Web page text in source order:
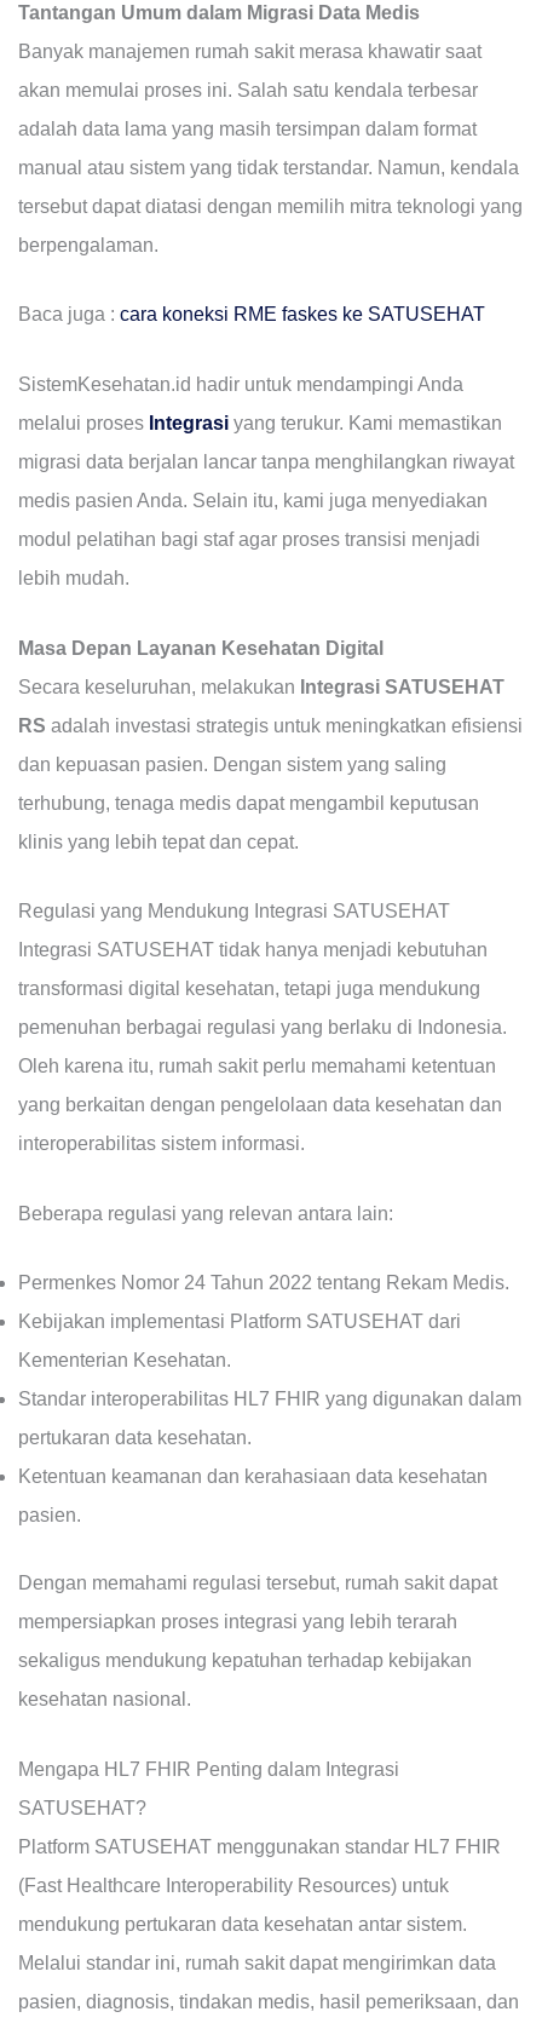
Tantangan Umum dalam Migrasi Data Medis
Banyak manajemen rumah sakit merasa khawatir saat
akan memulai proses ini. Salah satu kendala terbesar
adalah data lama yang masih tersimpan dalam format
manual atau sistem yang tidak terstandar. Namun, kendala
tersebut dapat diatasi dengan memilih mitra teknologi yang
berpengalaman.
Baca juga : cara koneksi RME faskes ke SATUSEHAT
SistemKesehatan.id hadir untuk mendampingi Anda
melalui proses Integrasi yang terukur. Kami memastikan
migrasi data berjalan lancar tanpa menghilangkan riwayat
medis pasien Anda. Selain itu, kami juga menyediakan
modul pelatihan bagi staf agar proses transisi menjadi
lebih mudah.
Masa Depan Layanan Kesehatan Digital
Secara keseluruhan, melakukan Integrasi SATUSEHAT
RS adalah investasi strategis untuk meningkatkan efisiensi
dan kepuasan pasien. Dengan sistem yang saling
terhubung, tenaga medis dapat mengambil keputusan
klinis yang lebih tepat dan cepat.
Regulasi yang Mendukung Integrasi SATUSEHAT
Integrasi SATUSEHAT tidak hanya menjadi kebutuhan
transformasi digital kesehatan, tetapi juga mendukung
pemenuhan berbagai regulasi yang berlaku di Indonesia.
Oleh karena itu, rumah sakit perlu memahami ketentuan
yang berkaitan dengan pengelolaan data kesehatan dan
interoperabilitas sistem informasi.
Beberapa regulasi yang relevan antara lain:
Permenkes Nomor 24 Tahun 2022 tentang Rekam Medis.
Kebijakan implementasi Platform SATUSEHAT dari
Kementerian Kesehatan.
Standar interoperabilitas HL7 FHIR yang digunakan dalam
pertukaran data kesehatan.
Ketentuan keamanan dan kerahasiaan data kesehatan
pasien.
Dengan memahami regulasi tersebut, rumah sakit dapat
mempersiapkan proses integrasi yang lebih terarah
sekaligus mendukung kepatuhan terhadap kebijakan
kesehatan nasional.
Mengapa HL7 FHIR Penting dalam Integrasi
SATUSEHAT?
Platform SATUSEHAT menggunakan standar HL7 FHIR
(Fast Healthcare Interoperability Resources) untuk
mendukung pertukaran data kesehatan antar sistem.
Melalui standar ini, rumah sakit dapat mengirimkan data
pasien, diagnosis, tindakan medis, hasil pemeriksaan, dan